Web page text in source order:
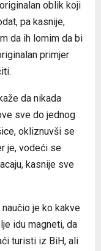
oblik koji
pa kasnije,
da ih lomim da bi
primjer
da nikada
sve do jednog
okliznuvši se
je, vodeći se
kasnije sve
je ko kakve
idu magneti, da
turisti iz BiH, ali